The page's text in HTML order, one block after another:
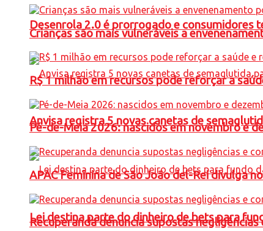
Desenrola 2.0 é prorrogado e consumidores
Anvisa registra 5 novas canetas de
Lei destina parte do dinheiro de bets para
Crianças são mais vulneráveis a
R$ 1 milhão em recursos pode reforçar a
Pé-de-Meia 2026: nascidos em novembro e
APAC Feminina de São João del-Rei divulga
Recuperanda denuncia supostas